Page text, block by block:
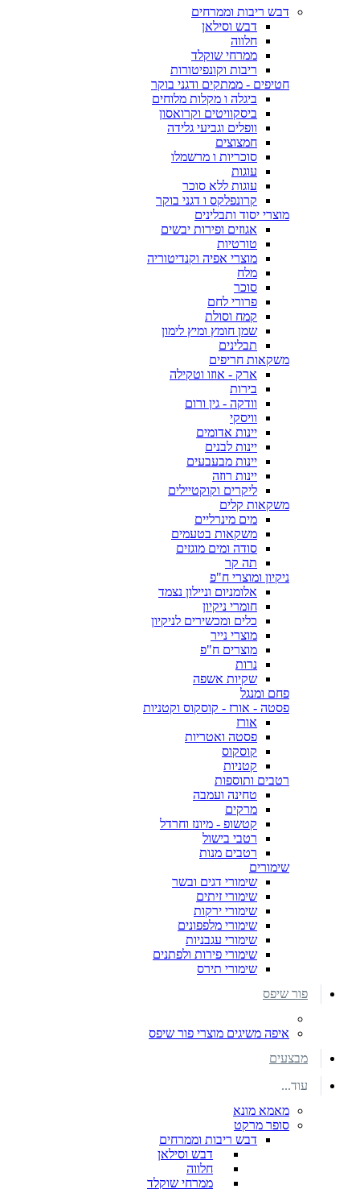
דבש ריבות וממרחים
דבש וסילאן
חלווה
ממרחי שוקלד
ריבות וקונפיטורות
חטיפים - ממתקים ודגני בוקר
ביגלה ו מקלות מלוחים
ביסקוויטים וקרואסון
וופלים וגביעי גלידה
חמצוצים
סוכריות ו מרשמלו
עוגות
עוגות ללא סוכר
קרונפלקס ו דגני בוקר
מוצרי יסוד ותבלינים
אגוזים ופירות יבשים
טורטיות
מוצרי אפיה וקנדיטוריה
מלח
סוכר
פרורי לחם
קמח וסולת
שמן חומץ ומיץ לימון
תבלינים
משקאות חריפים
ארק - אוזו וטקילה
בירות
וודקה - גין ורום
וויסקי
יינות אדומים
יינות לבנים
יינות מבעבעים
יינות רוזה
ליקרים וקוקטיילים
משקאות קלים
מים מינרליים
משקאות בטעמים
סודה ומים מוגזים
תה קר
ניקיון ומוצרי ח"פ
אלומניום וניילון נצמד
חומרי ניקיון
כלים ומכשירים לניקיון
מוצרי נייר
מוצרים ח"פ
נרות
שקיות אשפה
פחם ומנגל
פסטה - אורז - קוסקוס וקטניות
אורז
פסטה ואטריות
קוסקוס
קטניות
רטבים ותוספות
טחינה ועמבה
מרקים
קטשופ - מיונז וחרדל
רטבי בישול
רטבים מנות
שימורים
שימורי דגים ובשר
שימורי זיתים
שימורי ירקות
שימורי מלפפונים
שימורי עגבניות
שימורי פירות ולפתנים
שימורי תירס
פור שיפס
איפה משיגים מוצרי פור שיפס
מבצעים
עוד...
מאמא מונא
סופר מרקט
דבש ריבות וממרחים
דבש וסילאן
חלווה
ממרחי שוקלד